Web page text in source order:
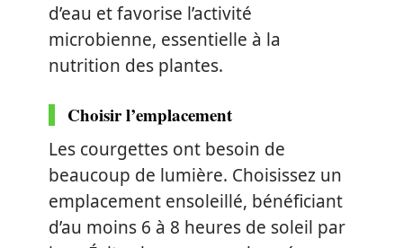
d’eau et favorise l’activité
microbienne, essentielle à la
nutrition des plantes.
Choisir l’emplacement
Les courgettes ont besoin de
beaucoup de lumière. Choisissez un
emplacement ensoleillé, bénéficiant
d’au moins 6 à 8 heures de soleil par